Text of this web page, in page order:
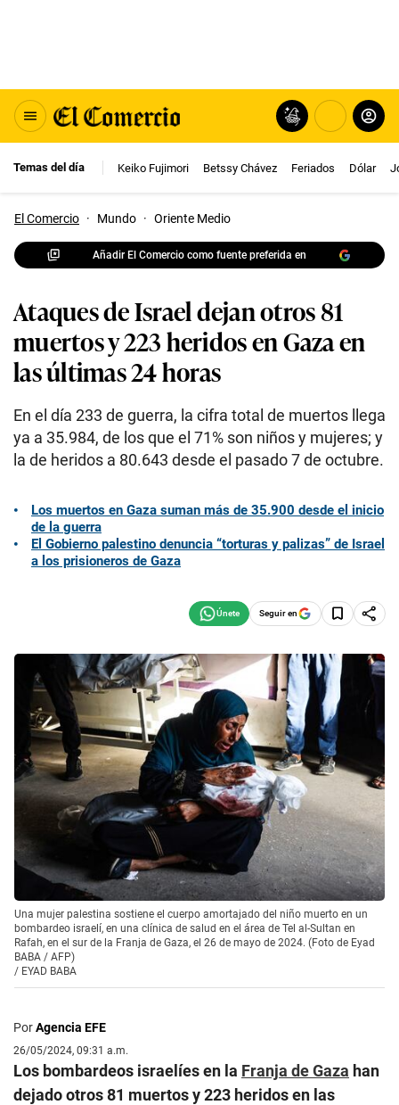
Temas del día Keiko Fujimori Betssy Chávez Feriados Dólar
El Comercio · Mundo · Oriente Medio
Añadir El Comercio como fuente preferida en
Ataques de Israel dejan otros 81
muertos y 223 heridos en Gaza en
las últimas 24 horas
En el día 233 de guerra, la cifra total de muertos llega
ya a 35.984, de los que el 71% son niños y mujeres; y
la de heridos a 80.643 desde el pasado 7 de octubre.
Los muertos en Gaza suman más de 35.900 desde el inicio
de la guerra
El Gobierno palestino denuncia “torturas y palizas” de Israel
a los prisioneros de Gaza
Seguir en
Una mujer palestina sostiene el cuerpo amortajado del niño muerto en un
bombardeo israelí, en una clínica de salud en el área de Tel al-Sultan en
Rafah, en el sur de la Franja de Gaza, el 26 de mayo de 2024. (Foto de Eyad
BABA / AFP)
/ EYAD BABA
PorAgencia EFE
26/05/2024, 09:31 a.m.
Los bombardeos israelíes en la Franja de Gaza han
dejado otros 81 muertos y 223 heridos en las